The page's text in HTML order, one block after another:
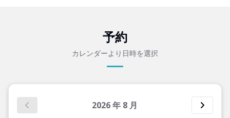
予約
カレンダーより日時を選択
2026年 8 月